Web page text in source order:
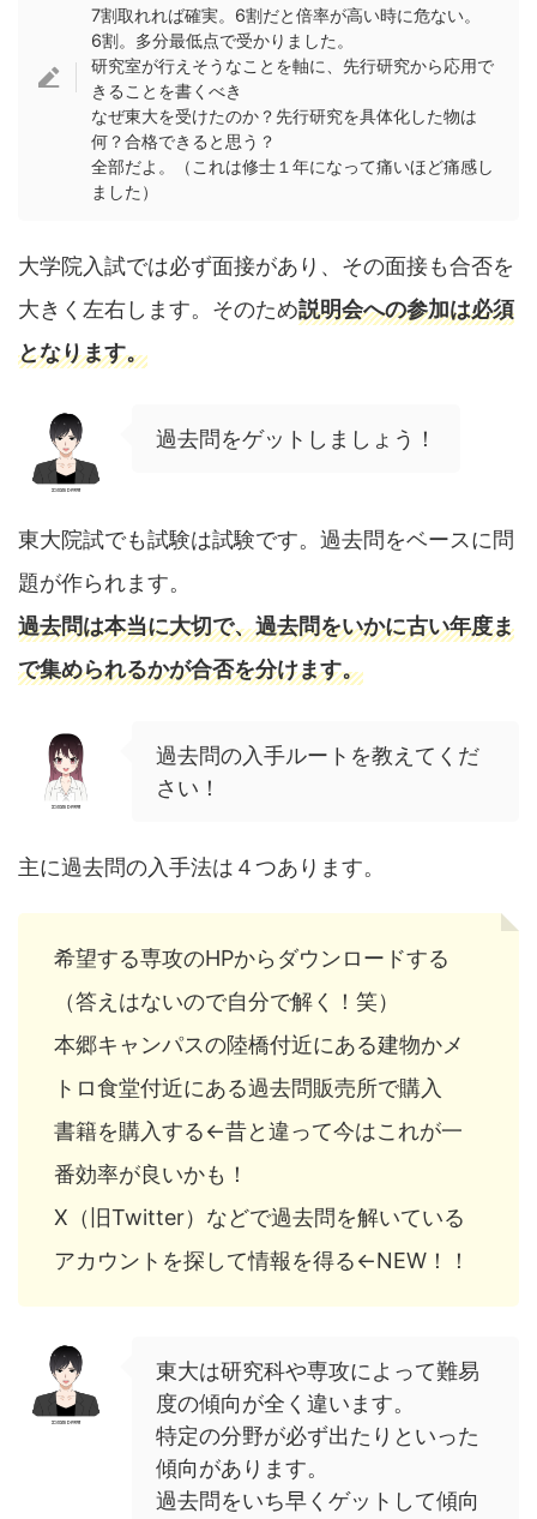
7割取れれば確実。6割だと倍率が高い時に危ない。
6割。多分最低点で受かりました。
研究室が行えそうなことを軸に、先行研究から応用で
きることを書くべき
なぜ東大を受けたのか？先行研究を具体化した物は
何？合格できると思う？
全部だよ。（これは修士１年になって痛いほど痛感し
ました）
大学院入試では必ず面接があり、その面接も合否を
大きく左右します。そのため説明会への参加は必須
となります。
過去問をゲットしましょう！
東大院試でも試験は試験です。過去問をベースに問
題が作られます。
過去問は本当に大切で、過去問をいかに古い年度ま
で集められるかが合否を分けます。
過去問の入手ルートを教えてくだ
さい！
主に過去問の入手法は４つあります。
希望する専攻のHPからダウンロードする
（答えはないので自分で解く！笑）
本郷キャンパスの陸橋付近にある建物かメ
トロ食堂付近にある過去問販売所で購入
書籍を購入する←昔と違って今はこれが一
番効率が良いかも！
X（旧Twitter）などで過去問を解いている
アカウントを探して情報を得る←NEW！！
東大は研究科や専攻によって難易
度の傾向が全く違います。
特定の分野が必ず出たりといった
傾向があります。
過去問をいち早くゲットして傾向